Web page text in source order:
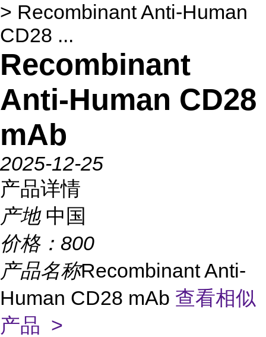
> Recombinant Anti-Human
CD28 ...
Recombinant
Anti-Human CD28
mAb
2025-12-25
产品详情
产地 中国
价格： 800
产品名称Recombinant Anti-
Human CD28 mAb 查看相似
产品 >